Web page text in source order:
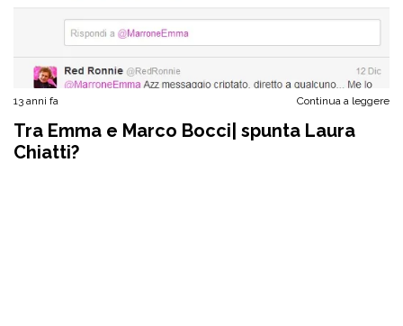
13 anni fa Continua a leggere
Tra Emma e Marco Bocci| spunta Laura
Chiatti?